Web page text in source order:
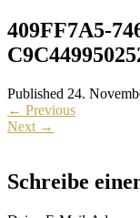
409FF7A5-
Published 24.
← Previous
Next →
Schreibe